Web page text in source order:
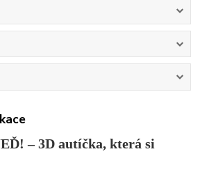
– 3D autíčka, která si